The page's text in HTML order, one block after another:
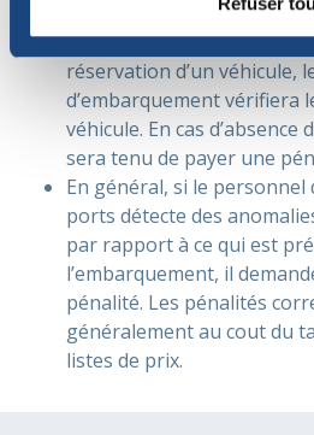
au moment du
Lors de l’accès à une
réservation d’un véhicule,
d’embarquement vérifiera
véhicule. En cas d’absence
sera tenu de payer une
En général, si le personnel
ports détecte des
par rapport à ce qui est
l’embarquement, il
pénalité. Les pénalités
généralement au cout du
listes de prix.